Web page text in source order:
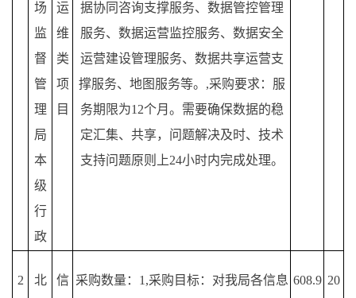
场
监
督
管
理
局
本
级
行
政
运
维
类
项
目
据协同咨询支撑服务、数据管控管理
服务、数据运营监控服务、数据安全
运营建设管理服务、数据共享运营支
撑服务、地图服务等。,采购要求：服
务期限为12个月。需要确保数据的稳
定汇集、共享，问题解决及时、技术
支持问题原则上24小时内完成处理。
2
北
信 采购数量： 1,采购目标：对我局各信息 608.9 20